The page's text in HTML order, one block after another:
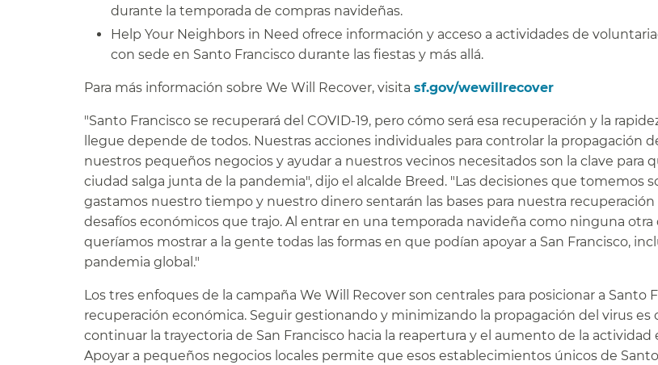
durante la temporada de compras navideñas.​​
Help Your Neighbors in Need ofrece información y acceso a actividades de
con sede en Santo Francisco durante las fiestas y más allá.​​
Para más información sobre We Will Recover, visita sf.gov/wewillrecover
"Santo Francisco se recuperará del COVID-19, pero cómo será esa recuperación y la
llegue depende de todos. Nuestras acciones individuales para controlar la propagación
nuestros pequeños negocios y ayudar a nuestros vecinos necesitados son la clave para
ciudad salga junta de la pandemia", dijo el alcalde Breed. "Las decisiones que tomemos
gastamos nuestro tiempo y nuestro dinero sentarán las bases para nuestra recuperación
desafíos económicos que trajo. Al entrar en una temporada navideña como ninguna otra
queríamos mostrar a la gente todas las formas en que podían apoyar a San Francisco,
pandemia global."​​
Los tres enfoques de la campaña We Will Recover son centrales para posicionar a Santo
recuperación económica. Seguir gestionando y minimizando la propagación del virus es
continuar la trayectoria de San Francisco hacia la reapertura y el aumento de la actividad
Apoyar a pequeños negocios locales permite que esos establecimientos únicos de